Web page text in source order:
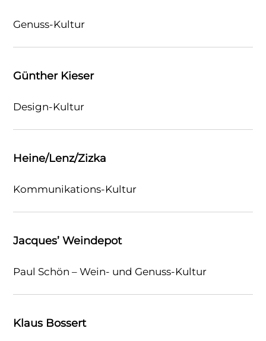
Genuss-Kultur
Günther Kieser
Design-Kultur
Heine/Lenz/Zizka
Kommunikations-Kultur
Jacques’ Weindepot
Paul Schön – Wein- und Genuss-Kultur
Klaus Bossert